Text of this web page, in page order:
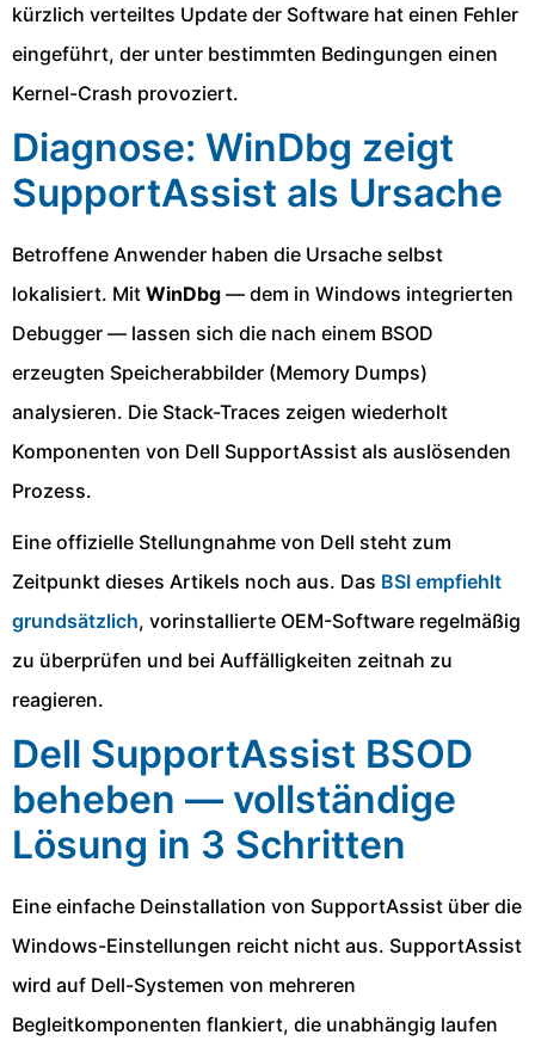
kürzlich verteiltes Update der Software hat einen Fehler
eingeführt, der unter bestimmten Bedingungen einen
Kernel-Crash provoziert.
Diagnose: WinDbg zeigt
SupportAssist als Ursache
Betroffene Anwender haben die Ursache selbst
lokalisiert. Mit WinDbg — dem in Windows integrierten
Debugger — lassen sich die nach einem BSOD
erzeugten Speicherabbilder (Memory Dumps)
analysieren. Die Stack-Traces zeigen wiederholt
Komponenten von Dell SupportAssist als auslösenden
Prozess.
Eine offizielle Stellungnahme von Dell steht zum
Zeitpunkt dieses Artikels noch aus. Das BSI empfiehlt
grundsätzlich, vorinstallierte OEM-Software regelmäßig
zu überprüfen und bei Auffälligkeiten zeitnah zu
reagieren.
Dell SupportAssist BSOD
beheben — vollständige
Lösung in 3 Schritten
Eine einfache Deinstallation von SupportAssist über die
Windows-Einstellungen reicht nicht aus. SupportAssist
wird auf Dell-Systemen von mehreren
Begleitkomponenten flankiert, die unabhängig laufen